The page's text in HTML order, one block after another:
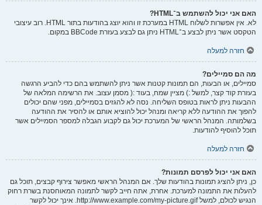
האם אני יכול להשתמש ב־HTML?
לא. אין אפשרות לשלוח HTML במערכת זו והוא יוצג בהודעות בתור HTML. רוב עיצובי
הטקסט אשר ניתן לבצע ב־HTML ניתן גם לבצע בעזרת BBCode במקום.
חזרה למעלה
מה הם סמיילים?
סמיילים, או הבעות, הם תמונות קטנות אשר ניתן להשתמש בהם כדי להביע הרגשה
בעזרת קוד קצר, למשל :) מציין שמח, בעוד :( מסמן עצוב. את הרשימה המלאה של
ההבעות ניתן לראות בטופס השליחה. נסה לא להגזים בסמיילים, מפני שהם יכולים
להפוך את ההודעה ללא קריאה ומנהל יכול להוציא אותם או להסיר את ההודעה
בשלמותה. המנהל הראשי של המערכת יכול גם לקבוע הגבלה למספר הסמיילים אשר
תוכל להוסיף להודעות.
חזרה למעלה
האם אני יכול לפרסם תמונות?
כן, ניתן להציג תמונות בהודעות שלך. אם המנהל הראשי מאפשר צירוף קבצים, תוכל גם
להעלות את התמונה למערכת. אחרת, אתה חייב לקשר לתמונה המאוחסנת בשרת רחוק
הנגיש לכולם, למשל http://www.example.com/my-picture.gif. אינך יכול לקשר